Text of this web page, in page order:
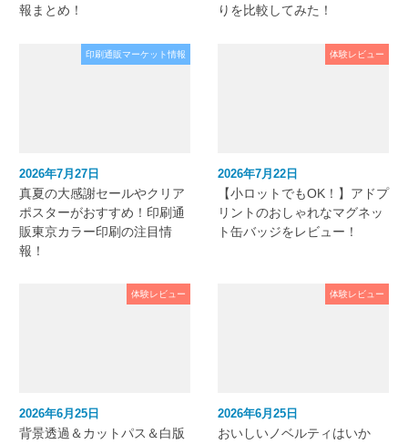
報まとめ！
りを比較してみた！
印刷通販マーケット情報
2026年7月27日
真夏の大感謝セールやクリア
ポスターがおすすめ！印刷通
販東京カラー印刷の注目情
報！
体験レビュー
2026年7月22日
【小ロットでもOK！】アドプ
リントのおしゃれなマグネッ
ト缶バッジをレビュー！
体験レビュー
2026年6月25日
背景透過＆カットパス＆白版
体験レビュー
2026年6月25日
おいしいノベルティはいか